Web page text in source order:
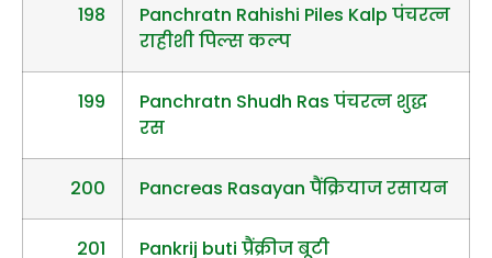
198
Panchratn Rahishi Piles Kalp पंचरत्न
राहीशी पिल्स कल्प
199
Panchratn Shudh Ras पंचरत्न शुद्ध
रस
200 Pancreas Rasayan पैंक्रियाज रसायन
201 Pankrij buti प्रैंक्रीज बूटी